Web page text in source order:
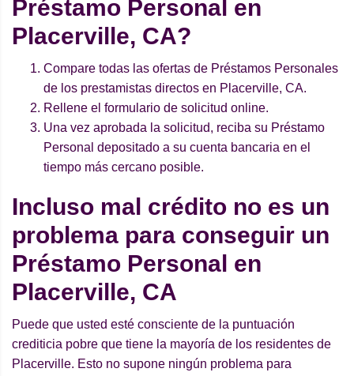
Préstamo Personal en
Placerville, CA?
Compare todas las ofertas de Préstamos Personales
de los prestamistas directos en Placerville, CA.
Rellene el formulario de solicitud online.
Una vez aprobada la solicitud, reciba su Préstamo
Personal depositado a su cuenta bancaria en el
tiempo más cercano posible.
Incluso mal crédito no es un
problema para conseguir un
Préstamo Personal en
Placerville, CA
Puede que usted esté consciente de la puntuación
crediticia pobre que tiene la mayoría de los residentes de
Placerville. Esto no supone ningún problema para